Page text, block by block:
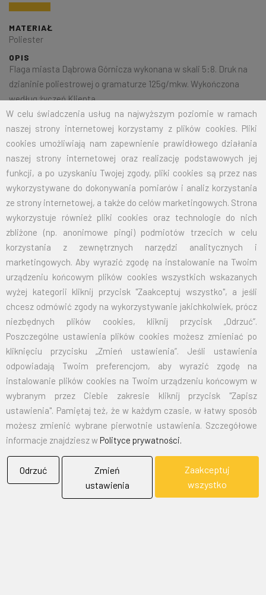
W celu świadczenia usług na najwyższym poziomie w ramach
naszej strony internetowej korzystamy z plików cookies. Pliki
cookies umożliwiają nam zapewnienie prawidłowego działania
naszej strony internetowej oraz realizację podstawowych jej
funkcji, a po uzyskaniu Twojej zgody, pliki cookies są przez nas
wykorzystywane do dokonywania pomiarów i analiz korzystania
ze strony internetowej, a także do celów marketingowych. Strona
wykorzystuje również pliki cookies oraz technologie do nich
zbliżone (np. anonimowe pingi) podmiotów trzecich w celu
korzystania z zewnętrznych narzędzi analitycznych i
marketingowych. Aby wyrazić zgodę na instalowanie na Twoim
urządzeniu końcowym plików cookies wszystkich wskazanych
wyżej kategorii kliknij przycisk "Zaakceptuj wszystko", a jeśli
chcesz odmówić zgody na wykorzystywanie jakichkolwiek, prócz
niezbędnych plików cookies, kliknij przycisk „Odrzuć”.
Poszczególne ustawienia plików cookies możesz zmieniać po
kliknięciu przycisku „Zmień ustawienia”. Jeśli ustawienia
odpowiadają Twoim preferencjom, aby wyrazić zgodę na
instalowanie plików cookies na Twoim urządzeniu końcowym w
wybranym przez Ciebie zakresie kliknij przycisk "Zapisz
ustawienia". Pamiętaj też, że w każdym czasie, w łatwy sposób
możesz zmienić wybrane pierwotnie ustawienia. Szczegółowe
informacje znajdziesz wPolityce prywatności.
Odrzuć
Zmień
ustawienia
Zaakceptuj
wszystko
MATERIAŁ
Poliester
OPIS
Flaga miasta Dąbrowa Górnicza wykonana w skali 5:8. Druk na
dzianinie poliestrowej o gramaturze 125g/mkw. Wykończona
według życzeń Klienta.
Na życzenie klienta jesteśmy w stanie wykonać dowolny rozmiar
flagi. Przy zamówieniu większej ilości cena zostanie wyliczona
indywidualnie.
ROZMIAR CENA NETTO CENA BRUTTO
70X110 31,00 38,13
100X160 64,00 78,72
125X200 100,00 123,00
144,00
EMAIL: marketing@bielflag.pl
biuro@bielflag.pl
TELEFON:600 42 11 90,33/816 21 78
BIELFLAG